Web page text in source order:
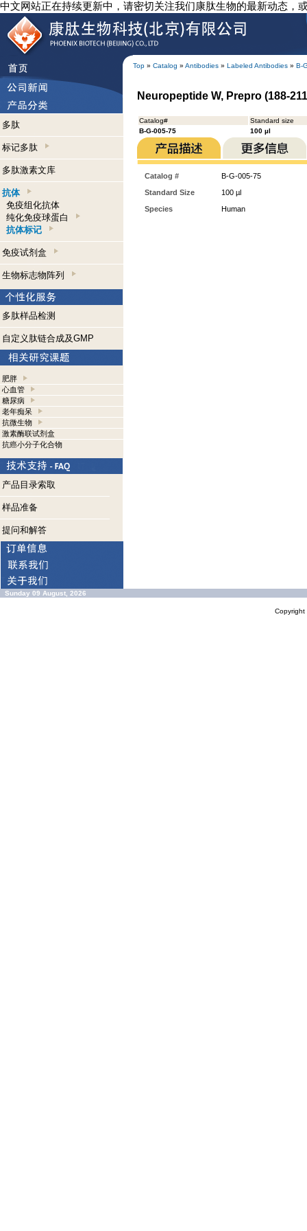
中文网站正在持续更新中，请密切关注我们康肽生物的最新动态，
Top » Catalog » Antibodies » Labeled Antibodies » B-
多肽
标记多肽
多肽激素文库
抗体
免疫组化抗体
纯化免疫球蛋白
抗体标记
免疫试剂盒
生物标志物阵列
多肽样品检测
自定义肽链合成及GMP
肥胖
心血管
糖尿病
老年痴呆
抗微生物
激素酶联试剂盒
抗癌小分子化合物
产品目录索取
样品准备
提问和解答
Neuropeptide W, Prepro (188-
Catalog#
Standard size
B-G-005-75
100 µl
Catalog #
B-G-005-75
Standard Size
100 µl
Species
Human
Sunday 09 August, 2026